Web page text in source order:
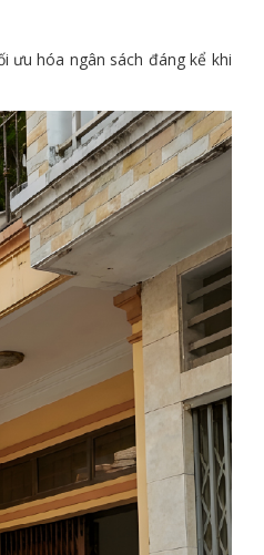
ưu hóa ngân sách đáng kể khi